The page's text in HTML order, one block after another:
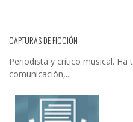
CAPTURAS DE FICCIÓN
Periodista y crítico musical.
comunicación,...